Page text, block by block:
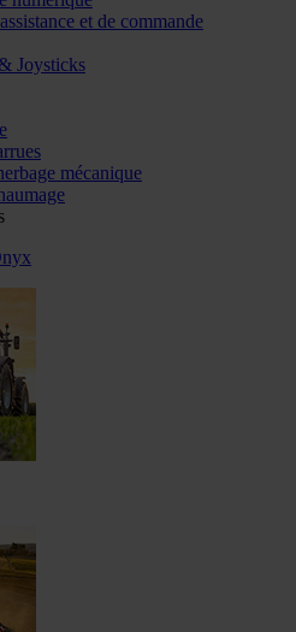
et de commande
Joysticks
mécanique